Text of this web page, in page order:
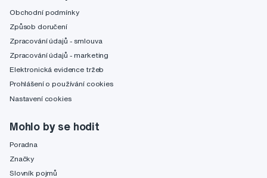
Obchodní podmínky
Způsob doručení
Zpracování údajů - smlouva
Zpracování údajů - marketing
Elektronická evidence tržeb
Prohlášení o používání cookies
Nastavení cookies
Mohlo by se hodit
Poradna
Značky
Slovník pojmů